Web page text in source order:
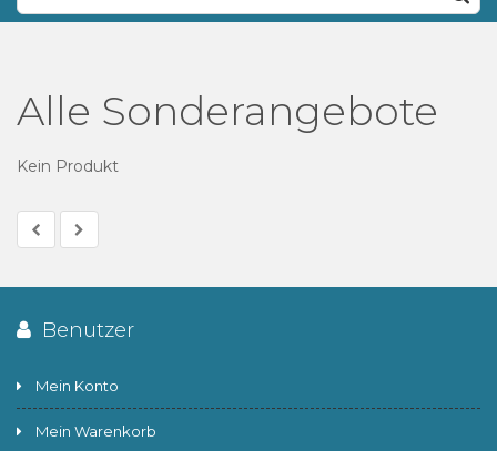
Über
Alle Sonderangebote
Kein Produkt
Benutzer
Mein Konto
Mein Warenkorb